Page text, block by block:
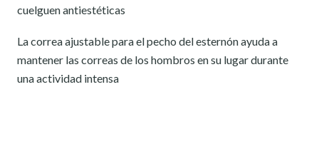
cuelguen antiestéticas
La correa ajustable para el pecho del esternón ayuda a
mantener las correas de los hombros en su lugar durante
una actividad intensa